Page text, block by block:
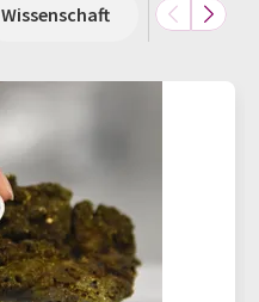
Wissenschaft